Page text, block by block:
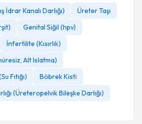
İdrar Kanalı Darlığı)
Üreter Taşı
Genital Siğil (hpv)
İnfertilite (Kısırlık)
Alt Islatma)
Fıtığı)
Böbrek Kisti
(Üreteropelvik Bileşke Darlığı)